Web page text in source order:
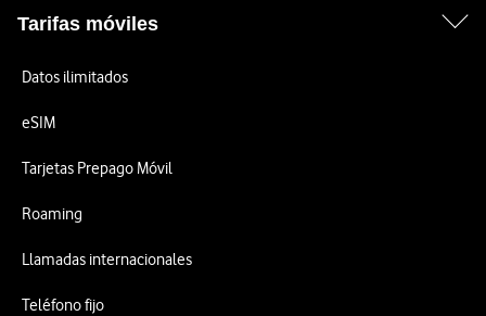
Tarifas móviles
Datos ilimitados
eSIM
Tarjetas Prepago Móvil
Roaming
Llamadas internacionales
Teléfono fijo